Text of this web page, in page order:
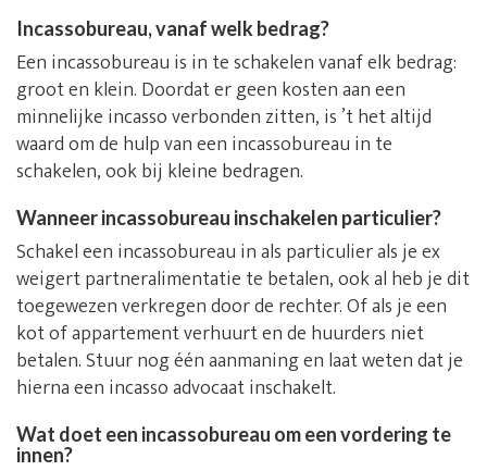
Incassobureau, vanaf welk bedrag?
Een incassobureau is in te schakelen vanaf elk bedrag:
groot en klein. Doordat er geen kosten aan een
minnelijke incasso verbonden zitten, is ’t het altijd
waard om de hulp van een incassobureau in te
schakelen, ook bij kleine bedragen.
Wanneer incassobureau inschakelen particulier?
Schakel een incassobureau in als particulier als je ex
weigert partneralimentatie te betalen, ook al heb je dit
toegewezen verkregen door de rechter. Of als je een
kot of appartement verhuurt en de huurders niet
betalen. Stuur nog één aanmaning en laat weten dat je
hierna een incasso advocaat inschakelt.
Wat doet een incassobureau om een vordering te
innen?